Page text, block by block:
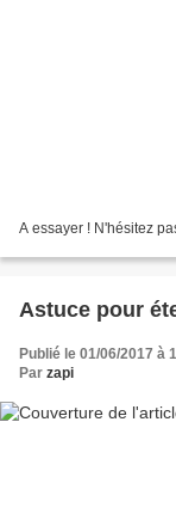
A essayer ! N'hésitez
Astuce pour
Publié le 01/06/2017 à
Par zapi